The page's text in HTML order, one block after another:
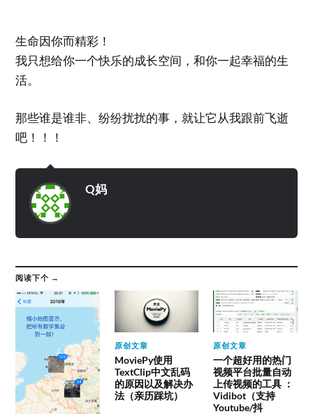
生命因你而精彩！
我只想给你一个快乐的成长空间，和你一起幸福的生
活。
那些谁是谁非、纷纷扰扰的事，就让它从我跟前飞逝
吧！！！
Q妈
阅读下个 →
原创文章
MoviePy使用
TextClip中文乱码
的原因以及解决办
法（亲历踩坑）
原创文章
一个超好用的热门
视频平台批量自动
上传视频的工具 ：
Vidibot（支持
Youtube/抖